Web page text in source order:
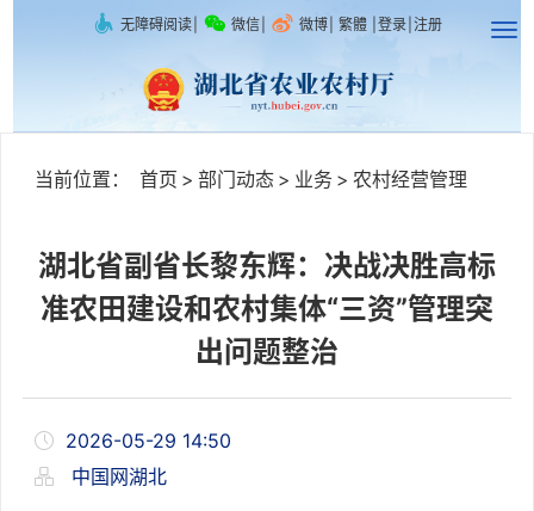
无障碍阅读 微信 微博 繁體 登录 注册
当前位置： 首页 > 部门动态 > 业务 > 农村经营管理
湖北省副省长黎东辉：决战决胜高标
准农田建设和农村集体“三资”管理突
出问题整治
2026-05-29 14:50
中国网湖北